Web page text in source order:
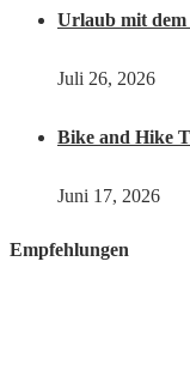
Urlaub mit
Juli 26, 2026
Bike and Hike
Juni 17, 2026
Empfehlungen